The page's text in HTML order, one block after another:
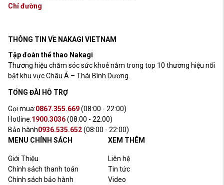
Chỉ đường
THÔNG TIN VỀ NAKAGI VIETNAM
Tập đoàn thể thao Nakagi
Thương hiệu chăm sóc sức khoẻ nằm trong top 10 thương hiệu nổi
bật khu vực Châu Á – Thái Bình Dương.
TỔNG ĐÀI HỖ TRỢ
Gọi mua:0867.355.669(08:00 - 22:00)
Hotline:1900.3036(08:00 - 22:00)
Bảo hành0936.535.652(08:00 - 22:00)
MENU CHÍNH SÁCH
Giới Thiệu
Chính sách thanh toán
Chính sách bảo hành
XEM THÊM
Liên hệ
Tin tức
Video